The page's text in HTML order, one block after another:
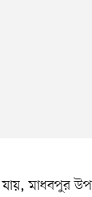
যায়, মাধবপুর